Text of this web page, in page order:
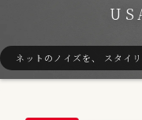
ネットのノイズを、 スタイ